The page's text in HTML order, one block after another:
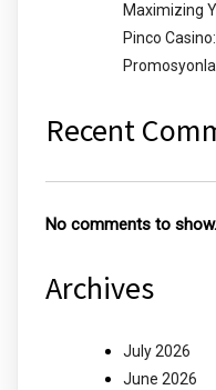
Maximizing
Pinco
Recent
No comments to show.
Archives
July 2026
June 2026